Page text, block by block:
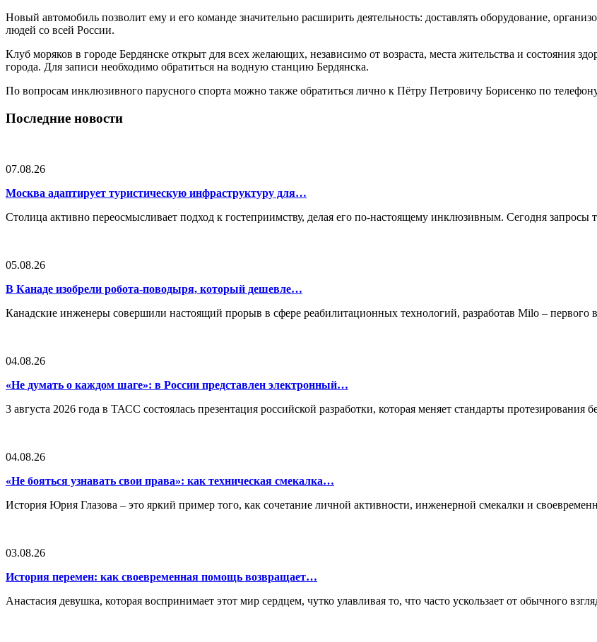
Новый автомобиль позволит ему и его команде значительно расширить деятельность: доставлять оборудование,
людей со всей России.
Клуб моряков в городе Бердянске открыт для всех желающих, независимо от возраста, места жительства и состояния
города. Для записи необходимо обратиться на водную станцию Бердянска.
По вопросам инклюзивного парусного спорта можно также обратиться лично к Пётру Петровичу Борисенко по
Последние новости
07.08.26
Москва адаптирует туристическую инфраструктуру для…
Столица активно переосмысливает подход к гостеприимству, делая его по-настоящему инклюзивным. Сегодня
05.08.26
В Канаде изобрели робота-поводыря, который дешевле…
Канадские инженеры совершили настоящий прорыв в сфере реабилитационных технологий, разработав Milo –
04.08.26
«Не думать о каждом шаге»: в России представлен электронный…
3 августа 2026 года в ТАСС состоялась презентация российской разработки, которая меняет стандарты протезирования
04.08.26
«Не бояться узнавать свои права»: как техническая смекалка…
История Юрия Глазова – это яркий пример того, как сочетание личной активности, инженерной смекалки и
03.08.26
История перемен: как своевременная помощь возвращает…
Анастасия девушка, которая воспринимает этот мир сердцем, чутко улавливая то, что часто ускользает от обычного